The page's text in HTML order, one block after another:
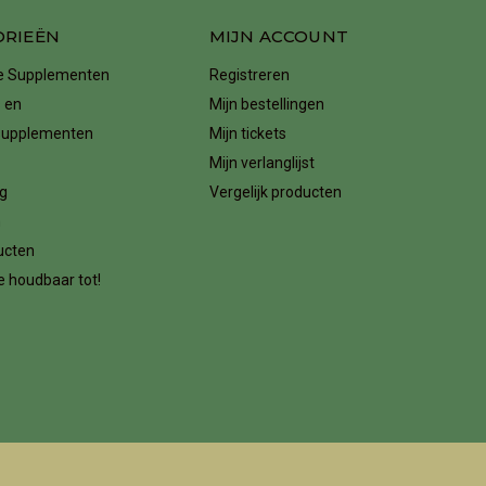
Supplementen
en
houdbaar tot!
MIJN ACCOUNT
Registreren
Mijn bestellingen
Mijn tickets
Mijn verlanglijst
Vergelijk producten